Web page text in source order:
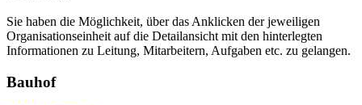
Sie haben die Möglichkeit, über das Anklicken der jeweiligen
Organisationseinheit auf die Detailansicht mit den hinterlegten
Informationen zu Leitung, Mitarbeitern, Aufgaben etc. zu gelangen.
Bauhof